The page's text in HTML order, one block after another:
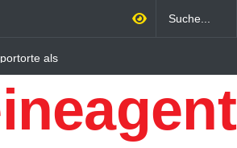
im
Zeitalter: Warum
nachhaltiger
lässt
Unterschiede
Süddeutschland und
Österreich einfach